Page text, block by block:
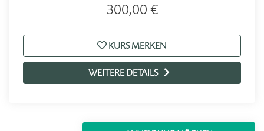
300,00 €
KURS MERKEN
WEITERE DETAILS